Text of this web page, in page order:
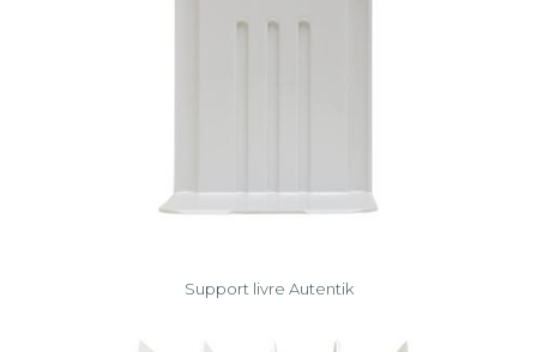
Support livre Autentik